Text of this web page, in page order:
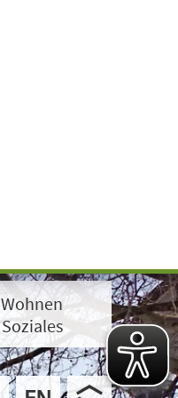
Wohnen
Soziales